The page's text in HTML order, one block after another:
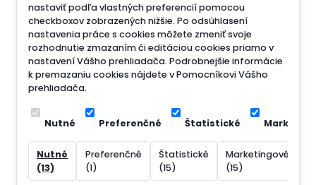
nastaviť podľa vlastných preferencií pomocou
checkboxov zobrazených nižšie. Po odsúhlasení
nastavenia práce s cookies môžete zmeniť svoje
rozhodnutie zmazaním či editáciou cookies priamo v
nastavení Vášho prehliadača. Podrobnejšie informácie
k premazaniu cookies nájdete v Pomocníkovi Vášho
prehliadača.
Nutné Preferenčné Štatistické
Nutné
(13)
Preferenčné
(1)
Štatistické
(15)
Marketingové
(15)